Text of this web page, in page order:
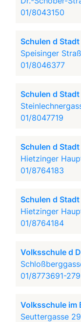
01/8043150
Schulen d Stadt
Speisinger
01/8046377
Schulen d Stadt
01/8047719
Schulen d Stadt
Hietzinger
01/8764183
Schulen d
Hietzinger
01/8764184
Volksschule d
01/8773691-279
Volksschule im
Seuttergasse 29